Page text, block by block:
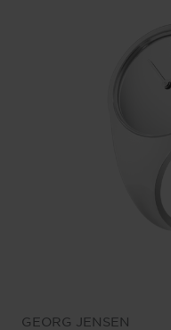
GEORG JENSEN